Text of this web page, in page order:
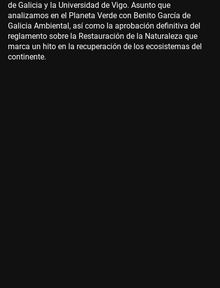
de Galicia y la Universidad de Vigo. Asunto que
analizamos en el Planeta Verde con Benito García de
Galicia Ambiental, así como la aprobación definitiva del
reglamento sobre la Restauración de la Naturaleza que
marca un hito en la recuperación de los ecosistemas del
continente.